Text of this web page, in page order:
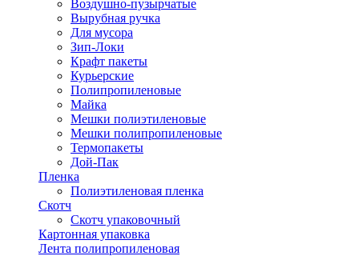
Воздушно-пузырчатые
Вырубная ручка
Для мусора
Зип-Локи
Крафт пакеты
Курьерские
Полипропиленовые
Майка
Мешки полиэтиленовые
Мешки полипропиленовые
Термопакеты
Дой-Пак
Пленка
Полиэтиленовая пленка
Скотч
Скотч упаковочный
Картонная упаковка
Лента полипропиленовая